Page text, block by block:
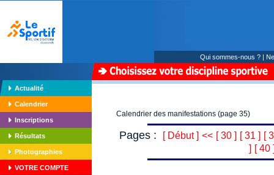
Qui sommes-nous ? |
Actualité
Calendrier
Inscriptions
Résultats
Photographies
VOTRE COMPTE
Calendrier des manifestations (page 35)
Pages : [ Début ] << [ 30 ] [ 31 ] [
] [ 40